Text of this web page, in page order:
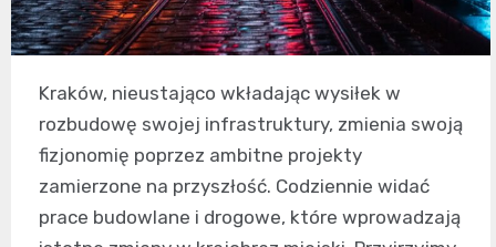
Kraków, nieustająco wkładając wysiłek w
rozbudowę swojej infrastruktury, zmienia swoją
fizjonomię poprzez ambitne projekty
zamierzone na przyszłość. Codziennie widać
prace budowlane i drogowe, które wprowadzają